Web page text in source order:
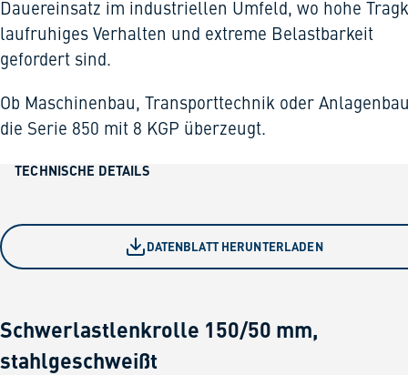
Dauereinsatz im industriellen Umfeld, wo hohe
laufruhiges Verhalten und extreme Belastbarkeit
gefordert sind.
Ob Maschinenbau, Transporttechnik oder
die Serie 850 mit 8 KGP überzeugt.
TECHNISCHE DETAILS
DATENBLATT HERUNTERLADEN
Schwerlastlenkrolle 150/50 mm,
stahlgeschweißt